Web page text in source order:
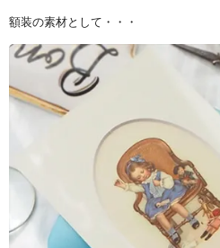
額装の素材として・・・